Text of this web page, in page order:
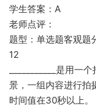
学生答案：A
老师点评：
题型：单选题客观题
12
___________是用
景，一组内容进行拍
时间值在30秒以上。